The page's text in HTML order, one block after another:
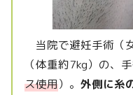
当院で避妊手術（
（体重約7kg）の、
ス使用）。外側に糸